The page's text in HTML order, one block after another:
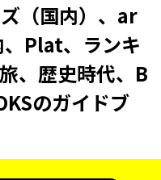
（国内）、ar
Plat、ランキ
、歴史時代、B
のガイドブ